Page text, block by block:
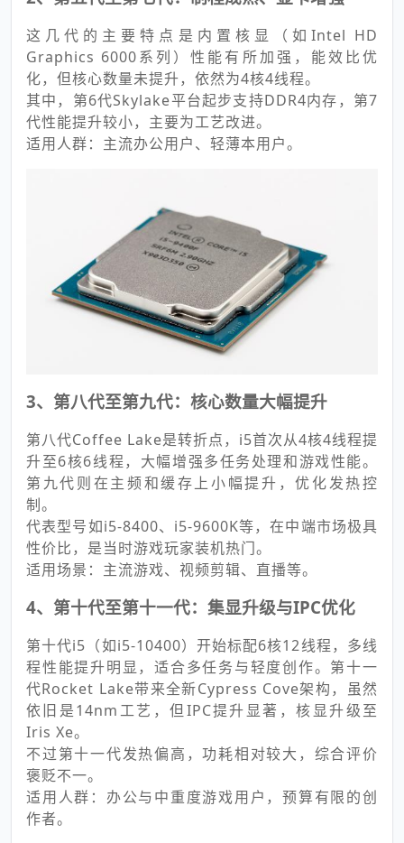
这几代的主要特点是内置核显（如Intel HD
Graphics 6000系列）性能有所加强，能效比优
化，但核心数量未提升，依然为4核4线程。
其中，第6代Skylake平台起步支持DDR4内存，第7
代性能提升较小，主要为工艺改进。
适用人群：主流办公用户、轻薄本用户。
3、第八代至第九代：核心数量大幅提升
第八代Coffee Lake是转折点，i5首次从4核4线程提
升至6核6线程，大幅增强多任务处理和游戏性能。
第九代则在主频和缓存上小幅提升，优化发热控
制。
代表型号如i5-8400、i5-9600K等，在中端市场极具
性价比，是当时游戏玩家装机热门。
适用场景：主流游戏、视频剪辑、直播等。
4、第十代至第十一代：集显升级与IPC优化
第十代i5（如i5-10400）开始标配6核12线程，多线
程性能提升明显，适合多任务与轻度创作。第十一
代Rocket Lake带来全新Cypress Cove架构，虽然
依旧是14nm工艺，但IPC提升显著，核显升级至
Iris Xe。
不过第十一代发热偏高，功耗相对较大，综合评价
褒贬不一。
适用人群：办公与中重度游戏用户，预算有限的创
作者。